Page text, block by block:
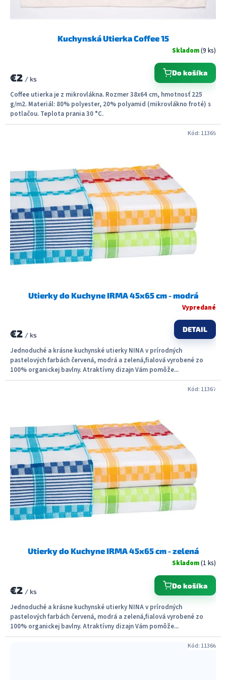
Kuchynská Utierka Coffee 15
Skladom(9 ks)
€2 / ks
Do košíka
Coffee utierka je z mikrovlákna. Rozmer 38x64 cm, hmotnosť 225
g/m2. Materiál: 80% polyester, 20% polyamid (mikrovlákno froté) s
potlačou. Teplota prania 30 °C.
Utierky do Kuchyne IRMA 45x65 cm - modrá
Vypredané
€2 / ks
DETAIL
Jednoduché a krásne kuchynské utierky NINA v prírodných
pastelových farbách červená, modrá a zelená,fialová vyrobené zo
100% organickej bavlny. Atraktívny dizajn Vám pomôže...
Kód: 11369
Utierky do Kuchyne IRMA 45x65 cm - zelená
Skladom(1 ks)
€2 / ks
Do košíka
Jednoduché a krásne kuchynské utierky NINA v prírodných
pastelových farbách červená, modrá a zelená,fialová vyrobené zo
100% organickej bavlny. Atraktívny dizajn Vám pomôže...
Kód: 11367
Kód: 11366